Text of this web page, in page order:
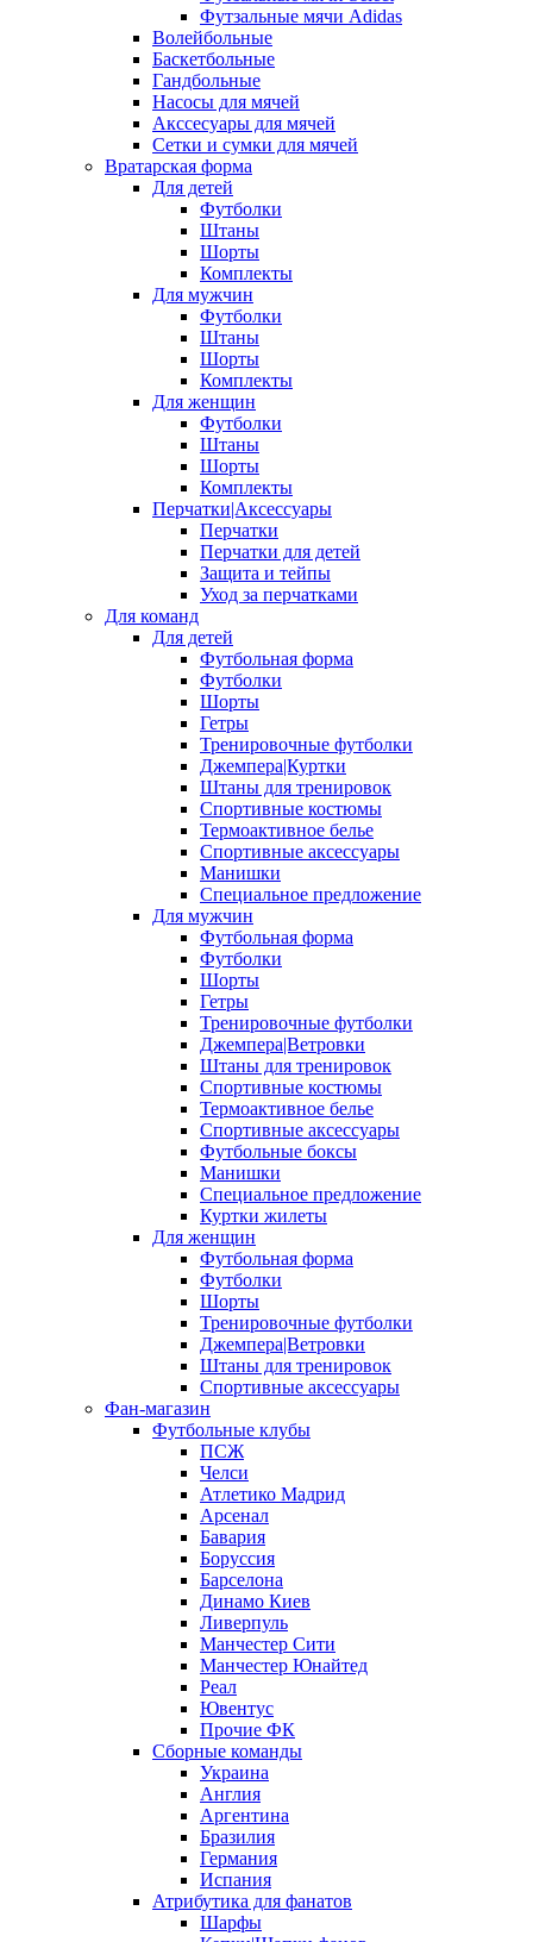
Футзальные мячи Adidas
Волейбольные
Баскетбольные
Гандбольные
Насосы для мячей
Акссесуары для мячей
Сетки и сумки для мячей
Вратарская форма
Для детей
Футболки
Штаны
Шорты
Комплекты
Для мужчин
Футболки
Штаны
Шорты
Комплекты
Для женщин
Футболки
Штаны
Шорты
Комплекты
Перчатки|Аксессуары
Перчатки
Перчатки для детей
Защита и тейпы
Уход за перчатками
Для команд
Для детей
Футбольная форма
Футболки
Шорты
Гетры
Тренировочные футболки
Джемпера|Куртки
Штаны для тренировок
Спортивные костюмы
Термоактивное белье
Спортивные аксессуары
Манишки
Специальное предложение
Для мужчин
Футбольная форма
Футболки
Шорты
Гетры
Тренировочные футболки
Джемпера|Ветровки
Штаны для тренировок
Спортивные костюмы
Термоактивное белье
Спортивные аксессуары
Футбольные боксы
Манишки
Специальное предложение
Куртки жилеты
Для женщин
Футбольная форма
Футболки
Шорты
Тренировочные футболки
Джемпера|Ветровки
Штаны для тренировок
Спортивные аксессуары
Фан-магазин
Футбольные клубы
ПСЖ
Челси
Атлетико Мадрид
Арсенал
Бавария
Боруссия
Барселона
Динамо Киев
Ливерпуль
Манчестер Сити
Манчестер Юнайтед
Реал
Ювентус
Прочие ФК
Сборные команды
Украина
Англия
Аргентина
Бразилия
Германия
Испания
Атрибутика для фанатов
Шарфы